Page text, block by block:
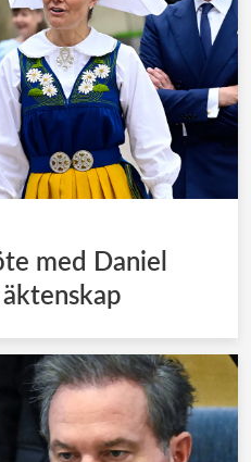
med Daniel